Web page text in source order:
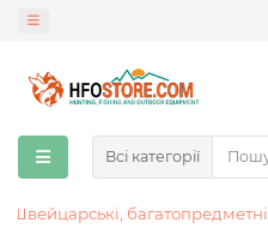
Всі категорії
Швейцарські, багатопредметні